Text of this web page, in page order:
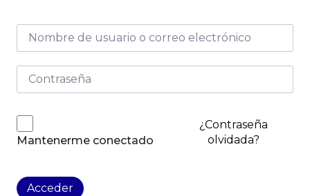
Mantenerme conectado
¿Contraseña
olvidada?
Acceder
Curso Teórico-Práctico De
Inseminación Artificial En
$320,00 + ADD